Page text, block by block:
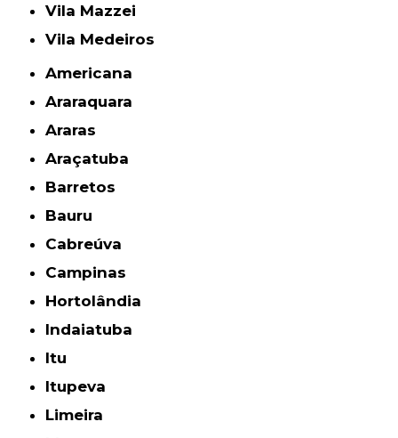
Vila Mazzei
Vila Medeiros
Americana
Araraquara
Araras
Araçatuba
Barretos
Bauru
Cabreúva
Campinas
Hortolândia
Indaiatuba
Itu
Itupeva
Limeira